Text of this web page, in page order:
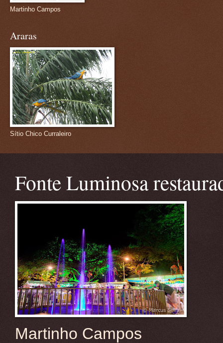
Martinho Campos
Araras
Sítio Chico Curraleiro
Fonte Luminosa
Martinho Campos